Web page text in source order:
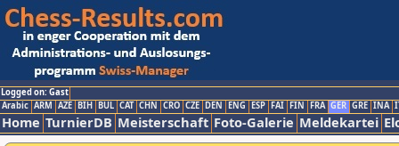
Logged on: Gast
Arabic ARM AZE BIH BUL CAT CHN CRO CZE DEN ENG ESP FAI FIN FRA GER GRE INA
Home TurnierDB Meisterschaft Foto-Galerie Meldekartei